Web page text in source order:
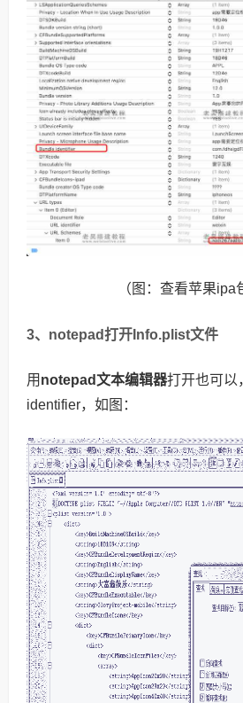
（图：查看苹果ipa
3、notepad打开Info.plist文件
用 notepad文本编辑器打开也可以
identifier，如图：